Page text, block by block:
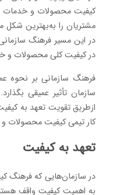
کیفیت محصولات و خدمات
مشتریان را به‌بهترین شکل
در این مسیر فرهنگ
در کیفیت کلی محصولات و
فرهنگ سازمانی بر نحوه
سازمان تأثیر عمیقی
ازطریق تقویت تعهد به
کار تیمی کیفیت محصولات
تعهد به کیفیت
در سازمان‌هایی که فرهنگ
به اهمیت کیفیت واقف